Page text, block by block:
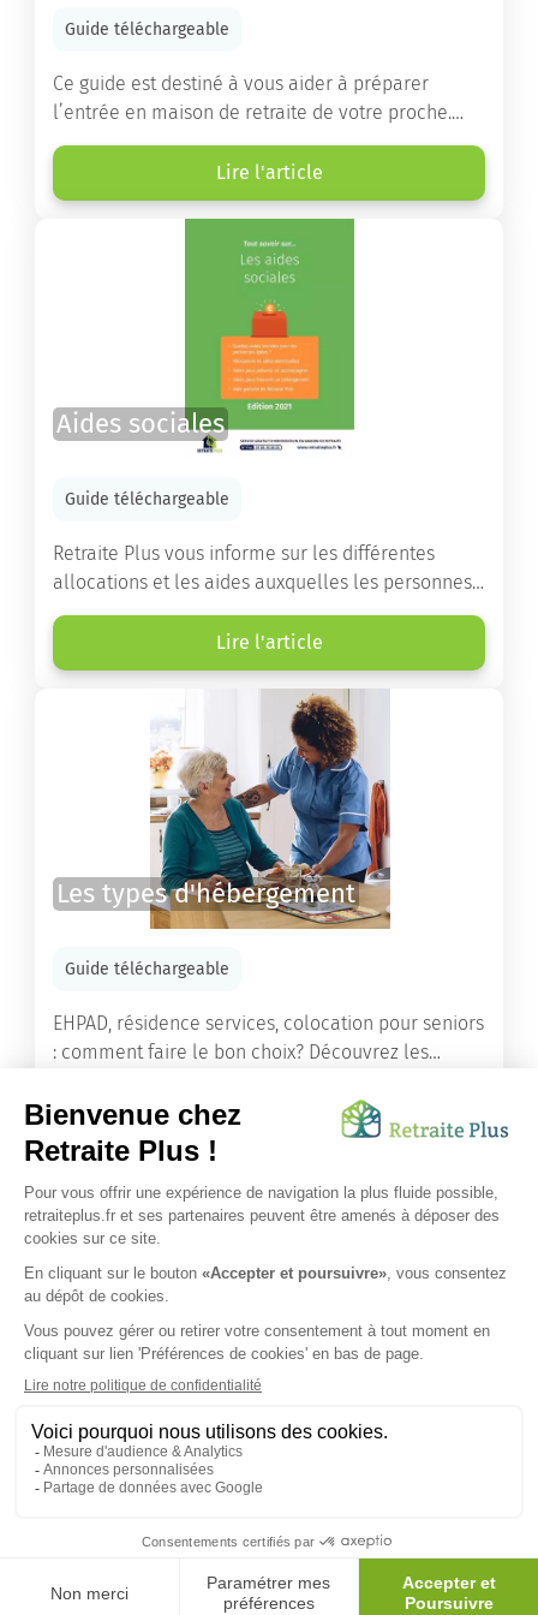
Guide téléchargeable
Ce guide est destiné à vous aider à préparer
l’entrée en maison de retraite de votre proche.
Vous y trouverez un panorama des différents types
d’établissements ainsi que des conseils pratiques
destinés à orienter les familles et à leur faciliter
Lire l'article
Aides sociales
Guide téléchargeable
Retraite Plus vous informe sur les différentes
allocations et les aides auxquelles les personnes
âgées ont droit pour financer un séjour en maison
de retraite ou un maintien à domicile.
Lire l'article
Les types d'hébergement
Guide téléchargeable
EHPAD, résidence services, colocation pour seniors
: comment faire le bon choix? Découvrez les
ainés.
Lire l'article
Vous avez besoin d’une aide de nos équipes ?
Obtenir les tarifs & disponibilités
SUIVEZ-NOUS SUR :
Protection données personnelles
Nous vous informons de l'existence de la liste d'opposition
au démarchage téléphonique. Inscription surbloctel.gouv.fr
© 2026 Retraite Plus - Tous droits réservés - Plan du site